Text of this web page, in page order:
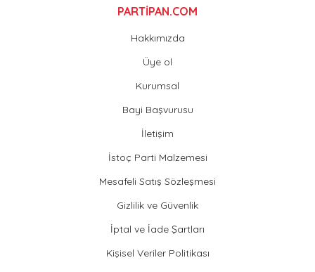
PARTİPAN.COM
Hakkımızda
Üye ol
Kurumsal
Bayi Başvurusu
İletişim
İstoç Parti Malzemesi
Mesafeli Satış Sözleşmesi
Gizlilik ve Güvenlik
İptal ve İade Şartları
Kişisel Veriler Politikası